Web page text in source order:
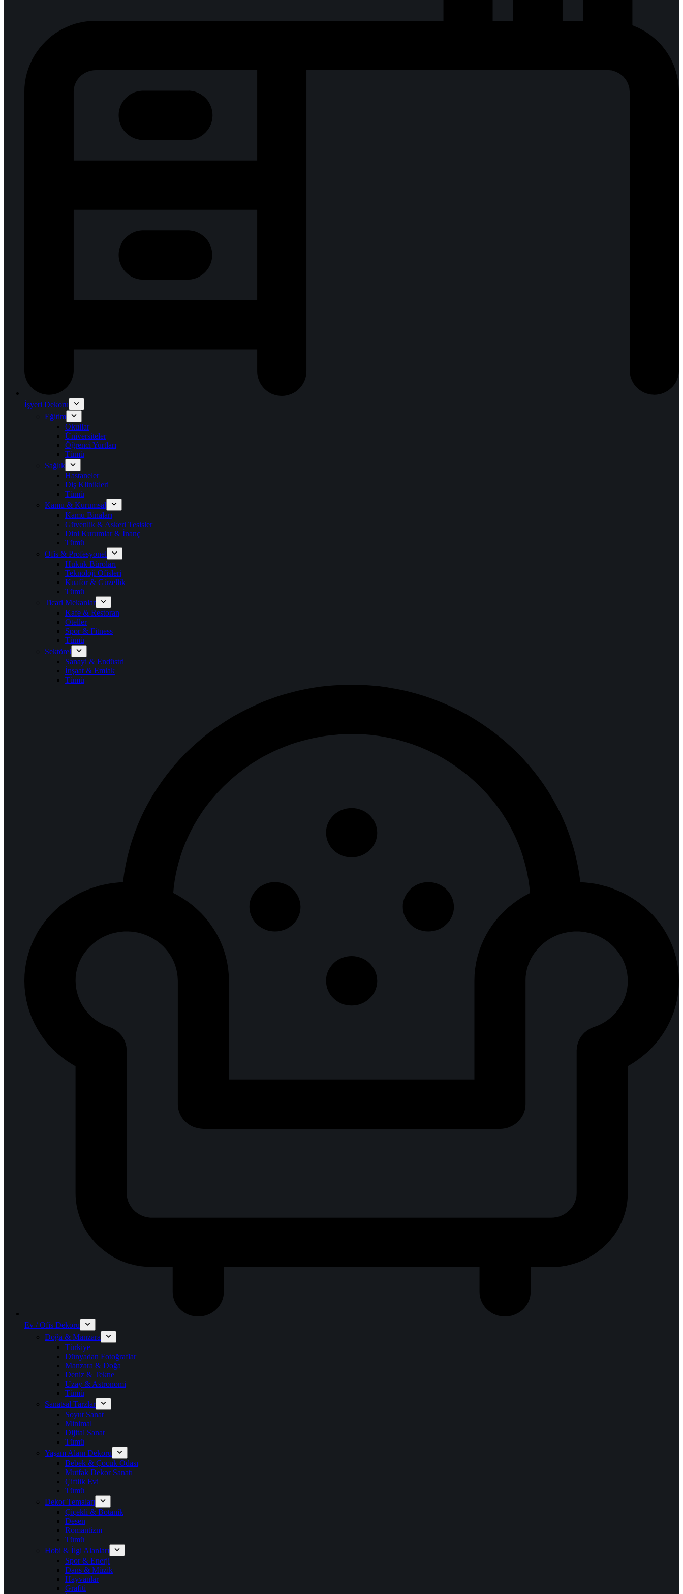
İşyeri Dekoru
Eğitim
Okullar
Üniversiteler
Öğrenci Yurtları
Tümü
Sağlık
Hastaneler
Diş Klinikleri
Tümü
Kamu & Kurumsal
Kamu Binaları
Güvenlik & Askeri Tesisler
Dini Kurumlar & İnanç
Tümü
Ofis & Profesyonel
Hukuk Büroları
Teknoloji Ofisleri
Kuaför & Güzellik
Tümü
Ticari Mekanlar
Kafe & Restoran
Oteller
Spor & Fitness
Tümü
Sektörel
Sanayi & Endüstri
İnşaat & Emlak
Tümü
Ev / Ofis Dekoru
Doğa & Manzara
Türkiye
Dünyadan Fotoğraflar
Manzara & Doğa
Deniz & Tekne
Uzay & Astronomi
Tümü
Sanatsal Tarzlar
Soyut Sanat
Minimal
Dijital Sanat
Tümü
Yaşam Alanı Dekoru
Bebek & Çocuk Odası
Mutfak Dekor Sanatı
Çiftlik Evi
Tümü
Dekor Temaları
Çiçekli & Botanik
Desen
Romantizm
Tümü
Hobi & İlgi Alanları
Spor & Enerji
Dans & Müzik
Hayvanlar
Grafiti